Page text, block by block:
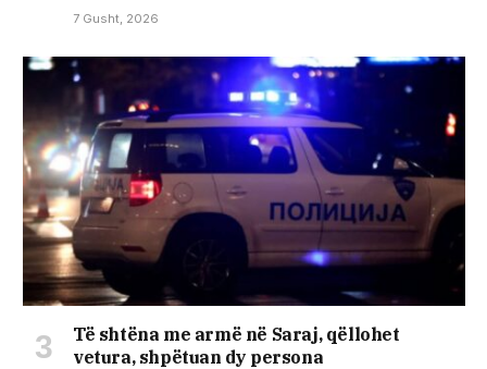
7 Gusht, 2026
Të shtëna me armë në Saraj, qëllohet
vetura, shpëtuan dy persona